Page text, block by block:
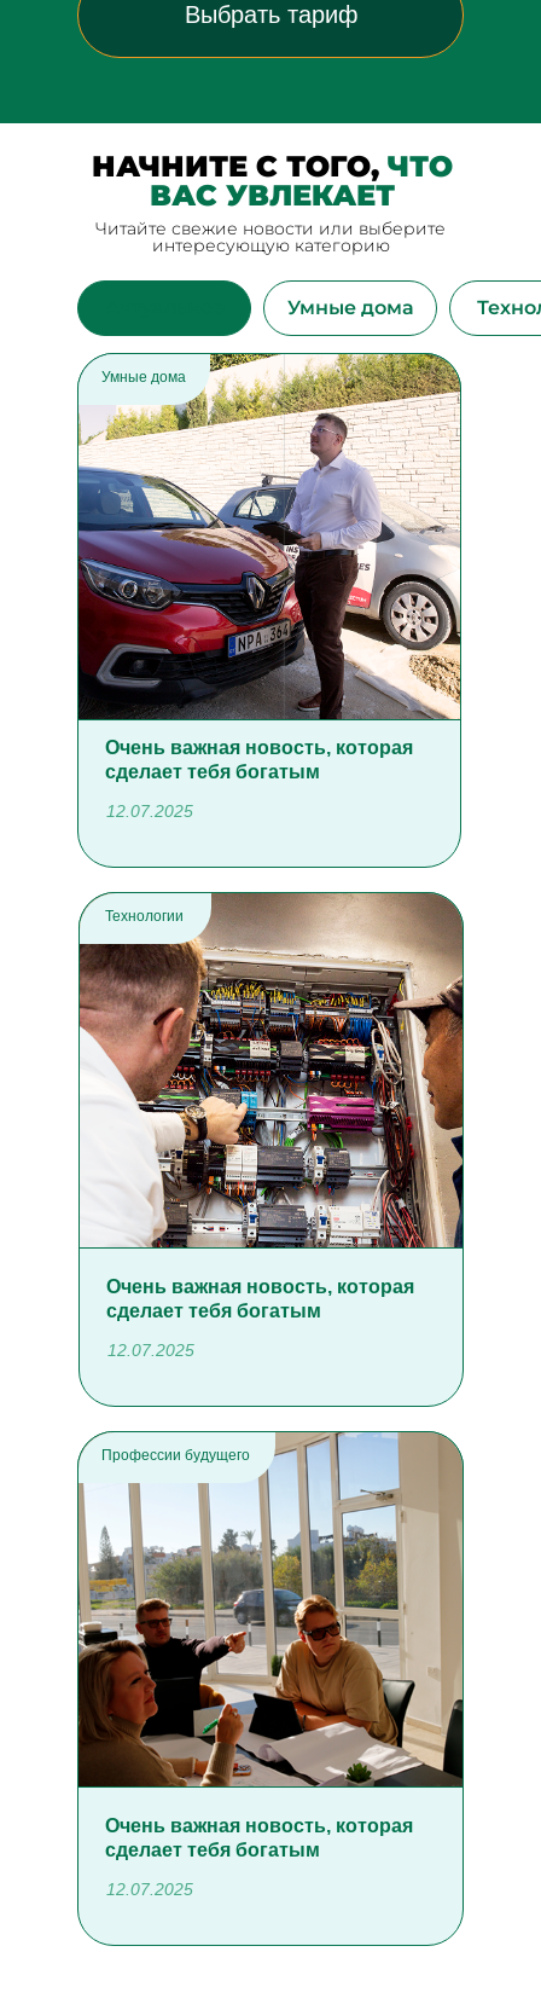
Выбрать тариф
НАЧНИТЕ С ТОГО, ЧТО
ВАС УВЛЕКАЕТ
Читайте свежие новости или выберите
интересующую категорию
Умные дома
Очень важная новость, которая
сделает тебя богатым
Умные дома
12.07.2025
Очень важная новость, которая
сделает тебя богатым
Технологии
12.07.2025
Очень важная новость, которая
сделает тебя богатым
Профессии будущего
12.07.2025